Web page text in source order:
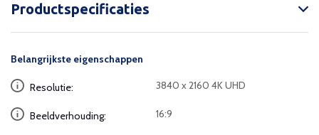
Productspecificaties
Belangrijkste eigenschappen
Resolutie: 3840 x 2160 4K UHD
Beeldverhouding: 16:9